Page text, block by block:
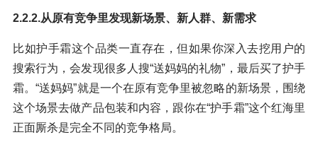
2.2.2.从原有竞争里发现新场景、新人群、新需求
比如护手霜这个品类一直存在，但如果你深入去挖用户的
搜索行为，会发现很多人搜“送妈妈的礼物”，最后买了护手
霜。“送妈妈”就是一个在原有竞争里被忽略的新场景，围绕
这个场景去做产品包装和内容，跟你在“护手霜”这个红海里
正面厮杀是完全不同的竞争格局。